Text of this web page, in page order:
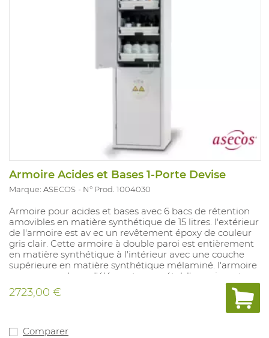
Armoire Acides et Bases 1-Porte Devise
Marque: ASECOS N° Prod. 1004030
Armoire pour acides et bases avec 6 bacs de rétention
amovibles en matière synthétique de 15 litres. l'extérieur
de l'armoire est av ec un revêtement époxy de couleur
gris clair. Cette armoire à double paroi est entièrement
en matière synthétique à l'intérieur avec une couche
supérieure en matière synthétique mélaminé. l'armoire
ne comprend pas d'éléments en métal. l'armoire est
équipée de deux compartiments séparés. Laération est
réalisée par lintermédiaire d'un canal d'air qui résiste à
la corrosion (ventilateur en option ). Dimensions: largeur
clair. Poids: 125kg. Livraison sur le lieu de travail p ossible
2723,00 €
Comparer